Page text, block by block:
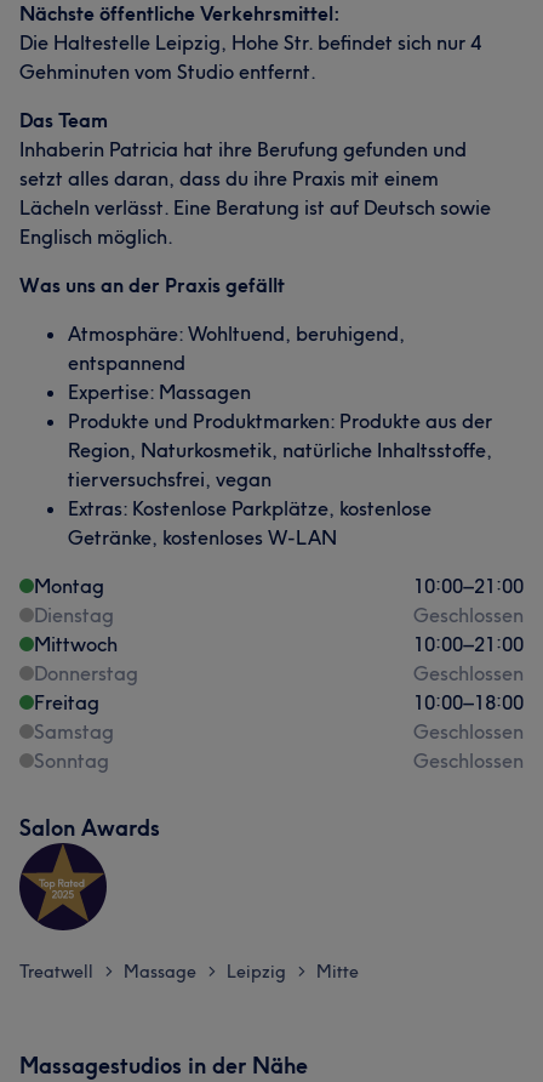
Nächste öffentliche Verkehrsmittel:
Die Haltestelle Leipzig, Hohe Str. befindet sich nur 4
Gehminuten vom Studio entfernt.
Das Team
Inhaberin Patricia hat ihre Berufung gefunden und
setzt alles daran, dass du ihre Praxis mit einem
Lächeln verlässt. Eine Beratung ist auf Deutsch sowie
Englisch möglich.
Was uns an der Praxis gefällt
Atmosphäre: Wohltuend, beruhigend,
entspannend
Expertise: Massagen
Produkte und Produktmarken: Produkte aus der
Region, Naturkosmetik, natürliche Inhaltsstoffe,
tierversuchsfrei, vegan
Extras: Kostenlose Parkplätze, kostenlose
Getränke, kostenloses W-LAN
Montag
10:00–21:00
Dienstag
Geschlossen
Mittwoch
10:00–21:00
Donnerstag
Geschlossen
Freitag
10:00–18:00
Samstag
Geschlossen
Sonntag
Geschlossen
Salon Awards
Treatwell > Massage > Leipzig > Mitte
Massagestudios in der Nähe